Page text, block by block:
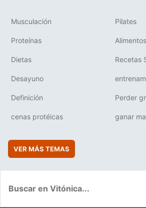
Musculación Pilates
Proteínas Alimentos
Dietas Recetas
Desayuno
Definición Perder
cenas protéicas ganar
VER MÁS TEMAS